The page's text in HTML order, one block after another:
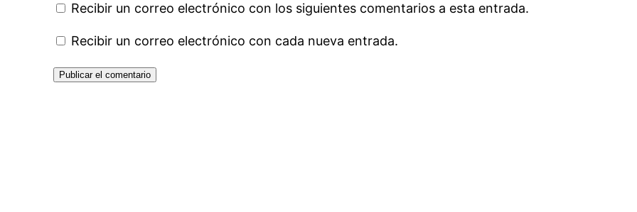
Recibir un correo electrónico con los siguientes comentarios a esta entrada.
Recibir un correo electrónico con cada nueva entrada.